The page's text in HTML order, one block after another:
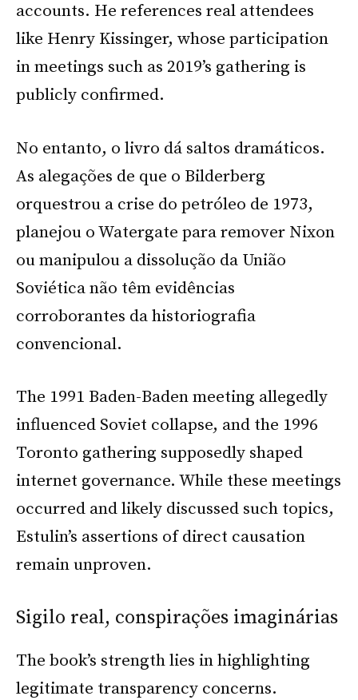
accounts. He references real attendees
like Henry Kissinger, whose participation
in meetings such as 2019’s gathering is
publicly confirmed.
No entanto, o livro dá saltos dramáticos.
As alegações de que o Bilderberg
orquestrou a crise do petróleo de 1973,
planejou o Watergate para remover Nixon
ou manipulou a dissolução da União
Soviética não têm evidências
corroborantes da historiografia
convencional.
The 1991 Baden-Baden meeting allegedly
influenced Soviet collapse, and the 1996
Toronto gathering supposedly shaped
internet governance. While these meetings
occurred and likely discussed such topics,
Estulin’s assertions of direct causation
remain unproven.
Sigilo real, conspirações imaginárias
The book’s strength lies in highlighting
legitimate transparency concerns.